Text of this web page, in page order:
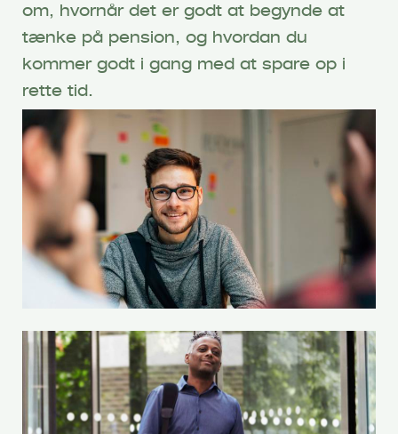
om, hvornår det er godt at begynde at
tænke på pension, og hvordan du
kommer godt i gang med at spare op i
rette tid.